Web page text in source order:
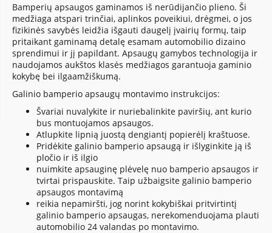
Bamperių apsaugos gaminamos iš nerūdijančio plieno. Ši
medžiaga atspari trinčiai, aplinkos poveikiui, drėgmei, o jos
fizikinės savybės leidžia išgauti daugelį įvairių formų, taip
pritaikant gaminamą detalę esamam automobilio dizaino
sprendimui ir jį papildant. Apsaugų gamybos technologija ir
naudojamos aukštos klasės medžiagos garantuoja gaminio
kokybę bei ilgaamžiškumą.
Galinio bamperio apsaugų montavimo instrukcijos:
Švariai nuvalykite ir nuriebalinkite paviršių, ant kurio
bus montuojamos apsaugos.
Atlupkite lipnią juostą dengiantį popierėlį kraštuose.
Pridėkite galinio bamperio apsaugą ir išlyginkite ją iš
pločio ir iš ilgio
nuimkite apsauginę plėvelę nuo bamperio apsaugos ir
tvirtai prispauskite. Taip užbaigsite galinio bamperio
apsaugos montavimą
reikia nepamiršti, jog norint kokybiškai pritvirtintį
galinio bamperio apsaugas, nerekomenduojama plauti
automobilio 24 valandas po montavimo.